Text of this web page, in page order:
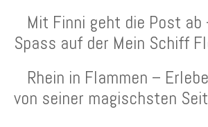
Mit Finni geht die Post ab
Spass auf der Mein Schiff
Rhein in Flammen –
von seiner magischsten